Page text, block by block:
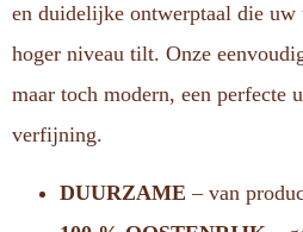
en duidelijke ontwerptaal die uw
hoger niveau tilt. Onze
maar toch modern, een perfecte
verfijning.
DUURZAME – van